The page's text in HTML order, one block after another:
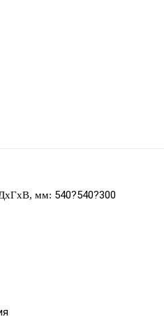
ДхГхВ, мм: 540?540?300